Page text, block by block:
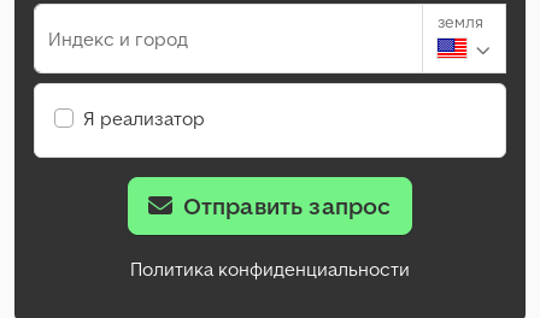
Индекс и город
земля
Я реализатор
Отправить запрос
Политика конфиденциальности